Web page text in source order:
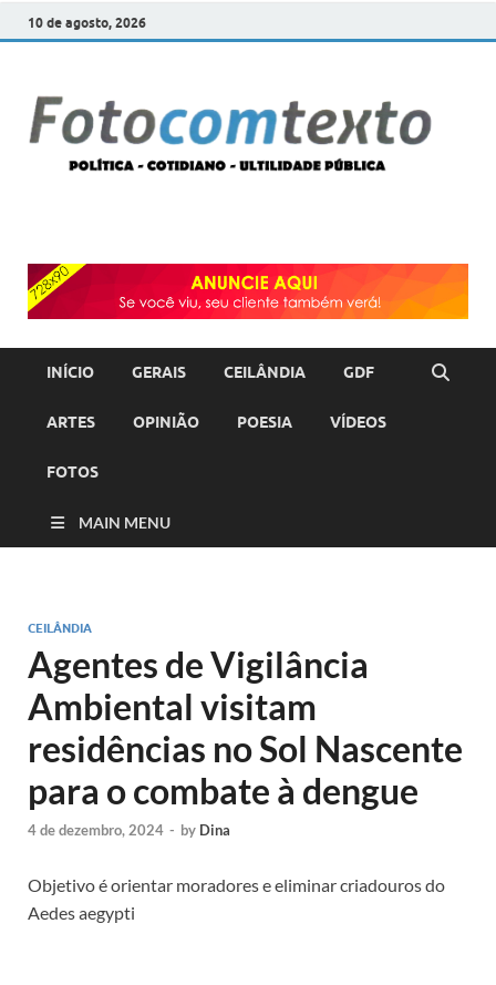
10 de agosto, 2026
INÍCIO GERAIS CEILÂNDIA GDF
ARTES OPINIÃO POESIA VÍDEOS
FOTOS
MAIN MENU
CEILÂNDIA
Agentes de Vigilância
Ambiental visitam
residências no Sol Nascente
para o combate à dengue
4 de dezembro, 2024 - by Dina
Objetivo é orientar moradores e eliminar criadouros do
Aedes aegypti